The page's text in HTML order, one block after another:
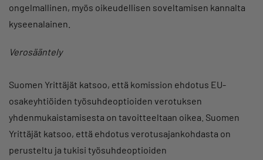
ongelmallinen, myös oikeudellisen soveltamisen kannalta
kyseenalainen.
Verosääntely
Suomen Yrittäjät katsoo, että komission ehdotus EU-
osakeyhtiöiden työsuhdeoptioiden verotuksen
yhdenmukaistamisesta on tavoitteeltaan oikea. Suomen
Yrittäjät katsoo, että ehdotus verotusajankohdasta on
perusteltu ja tukisi työsuhdeoptioiden